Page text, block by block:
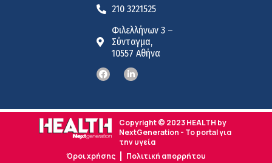
210 3221525
Φιλελλήνων 3 –
Σύνταγμα,
10557 Αθήνα
Copyright © 2023 HEALTH by
NextGeneration - Το portal για
την υγεία
Όροι χρήσης
Πολιτική απορρήτου